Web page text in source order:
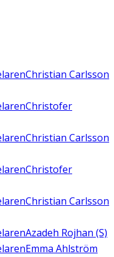
Christian Carlsson
Christofer
Christian Carlsson
Christofer
Christian Carlsson
Azadeh Rojhan (S)
Emma Ahlström